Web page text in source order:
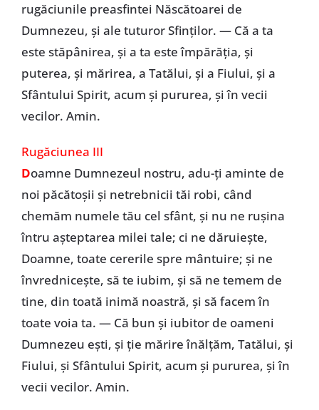
rugăciunile preasfintei Născătoarei de
Dumnezeu, şi ale tuturor Sfinţilor. — Că a ta
este stăpânirea, şi a ta este împărăţia, şi
puterea, şi mărirea, a Tatălui, şi a Fiului, şi a
Sfântului Spirit, acum şi pururea, şi în vecii
vecilor. Amin.
Rugăciunea III
Doamne Dumnezeul nostru, adu-ţi aminte de
noi păcătoşii şi netrebnicii tăi robi, când
chemăm numele tău cel sfânt, şi nu ne ruşina
întru aşteptarea milei tale; ci ne dăruieşte,
Doamne, toate cererile spre mântuire; şi ne
învredniceşte, să te iubim, şi să ne temem de
tine, din toată inimă noastră, şi să facem în
toate voia ta. — Că bun şi iubitor de oameni
Dumnezeu eşti, şi ţie mărire înălţăm, Tatălui, şi
Fiului, şi Sfântului Spirit, acum şi pururea, şi în
vecii vecilor. Amin.